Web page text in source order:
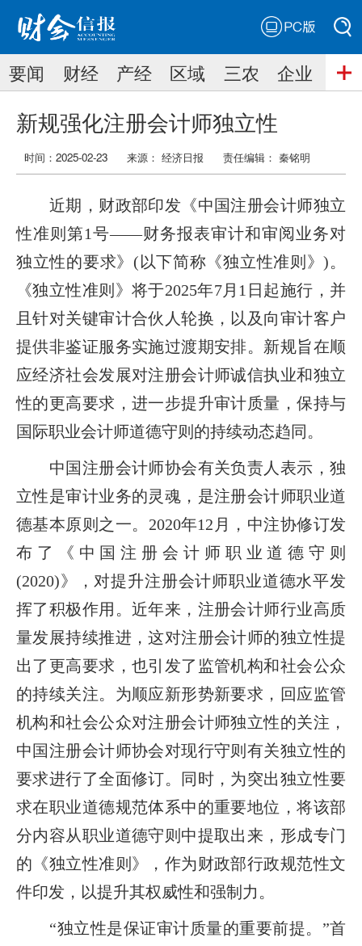
搜索
搜索
要闻 财经 产经 区域 三农 企业
新规强化注册会计师独立性
时间：2025-02-23 来源： 经济日报 责任编辑： 秦铭明
近期，财政部印发《中国注册会计师独立
性准则第1号——财务报表审计和审阅业务对
独立性的要求》(以下简称《独立性准则》)。
《独立性准则》将于2025年7月1日起施行，并
且针对关键审计合伙人轮换，以及向审计客户
提供非鉴证服务实施过渡期安排。新规旨在顺
应经济社会发展对注册会计师诚信执业和独立
性的更高要求，进一步提升审计质量，保持与
国际职业会计师道德守则的持续动态趋同。
中国注册会计师协会有关负责人表示，独
立性是审计业务的灵魂，是注册会计师职业道
德基本原则之一。2020年12月，中注协修订发
布了《中国注册会计师职业道德守则
(2020)》，对提升注册会计师职业道德水平发
挥了积极作用。近年来，注册会计师行业高质
量发展持续推进，这对注册会计师的独立性提
出了更高要求，也引发了监管机构和社会公众
的持续关注。为顺应新形势新要求，回应监管
机构和社会公众对注册会计师独立性的关注，
中国注册会计师协会对现行守则有关独立性的
要求进行了全面修订。同时，为突出独立性要
求在职业道德规范体系中的重要地位，将该部
分内容从职业道德守则中提取出来，形成专门
的《独立性准则》，作为财政部行政规范性文
件印发，以提升其权威性和强制力。
“独立性是保证审计质量的重要前提。”首